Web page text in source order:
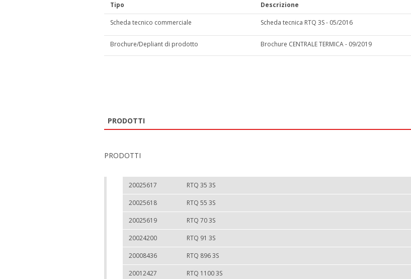
Tipo Descrizione
Scheda tecnico commerciale Scheda tecnica RTQ 3S - 05/2016
Brochure/Depliant di prodotto Brochure CENTRALE TERMICA - 09/2019
PRODOTTI
PRODOTTI
20025617 RTQ 35 3S
20025618 RTQ 55 3S
20025619 RTQ 70 3S
20024200 RTQ 91 3S
20008436 RTQ 896 3S
20012427 RTQ 1100 3S